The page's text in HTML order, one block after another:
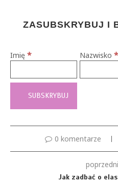
ZASUBSKRYBUJ I
Imię * Nazwisko *
0 komentarze
Jak zadbać o